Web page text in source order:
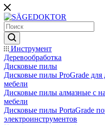
Инструмент
Деревообработка
Дисковые пилы
Дисковые пилы ProGrade для
мебели
Дисковые пилы алмазные с
мебели
Дисковые пилы PortaGrade
электроинструментов